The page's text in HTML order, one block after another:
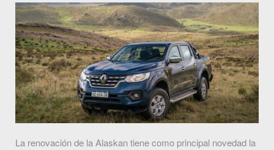
La renovación de la Alaskan tiene como principal novedad la